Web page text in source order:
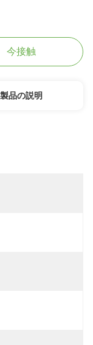
今接触
製品の説明